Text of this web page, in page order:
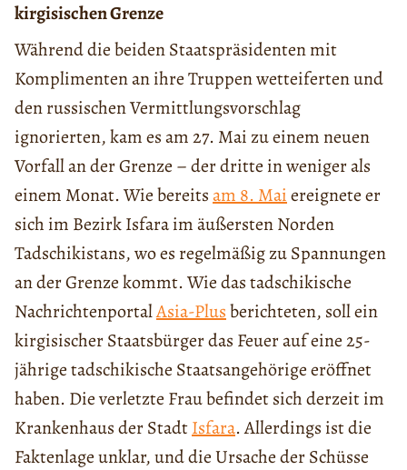
kirgisischen Grenze
Während die beiden Staatspräsidenten mit
Komplimenten an ihre Truppen wetteiferten und
den russischen Vermittlungsvorschlag
ignorierten, kam es am 27. Mai zu einem neuen
Vorfall an der Grenze – der dritte in weniger als
einem Monat. Wie bereitsam 8. Maiereignete er
sich im Bezirk Isfara im äußersten Norden
Tadschikistans, wo es regelmäßig zu Spannungen
an der Grenze kommt. Wie das tadschikische
NachrichtenportalAsia-Plusberichteten, soll ein
kirgisischer Staatsbürger das Feuer auf eine 25-
jährige tadschikische Staatsangehörige eröffnet
haben. Die verletzte Frau befindet sich derzeit im
Krankenhaus der StadtIsfara. Allerdings ist die
Faktenlage unklar, und die Ursache der Schüsse